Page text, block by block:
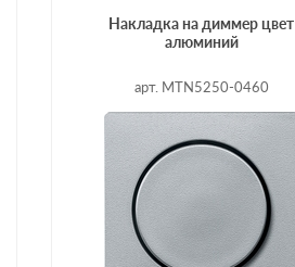
Накладка на диммер цвет
алюминий
арт. MTN5250-0460